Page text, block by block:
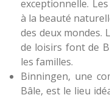
exceptionnelle.
à la beauté
des deux mondes.
de loisirs font de
les familles.
Binningen, une
Bâle, est le lieu